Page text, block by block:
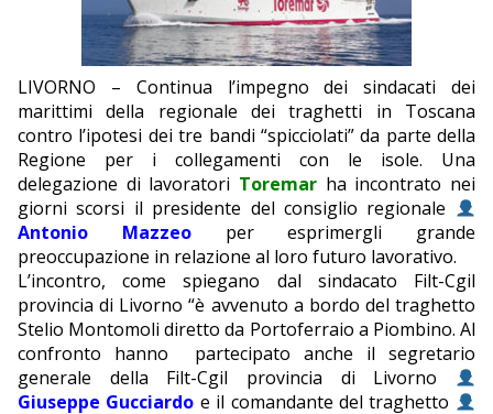
EDITORIALI
LIVORNO – Continua l’impegno dei sindacati dei
marittimi della regionale dei traghetti in Toscana
contro l’ipotesi dei tre bandi “spicciolati” da parte della
Regione per i collegamenti con le isole. Una
delegazione di lavoratori Toremar ha incontrato nei
giorni scorsi il presidente del consiglio regionale
Antonio Mazzeoper esprimergli grande
preoccupazione in relazione al loro futuro lavorativo.
L’incontro, come spiegano dal sindacato Filt-Cgil
provincia di Livorno “è avvenuto a bordo del traghetto
Stelio Montomoli diretto da Portoferraio a Piombino. Al
confronto hanno partecipato anche il segretario
generale della Filt-Cgil provincia di Livorno
Giuseppe Gucciardo e il comandante del traghetto